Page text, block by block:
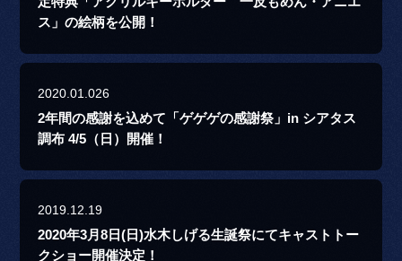
ス」の絵柄を公開！
2020.01.026
2年間の感謝を込めて「ゲゲゲの感謝祭」in シアタス
調布 4/5（日）開催！
2019.12.19
2020年3月8日(日)水木しげる生誕祭にてキャストトー
クショー開催決定！